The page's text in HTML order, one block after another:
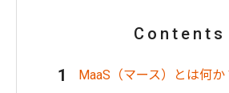
Contents
MaaS（マース）とは何か